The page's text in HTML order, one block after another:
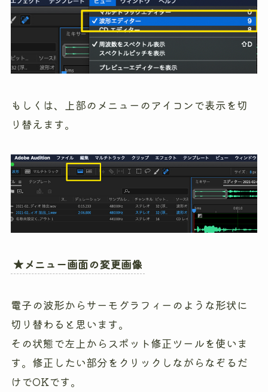
もしくは、上部のメニューのアイコンで表示を切
り替えます。
★メニュー画面の変更画像
電子の波形からサーモグラフィーのような形状に
切り替わると思います。
その状態で左上からスポット修正ツールを使いま
す。修正したい部分をクリックしながらなぞるだ
けでOKです。